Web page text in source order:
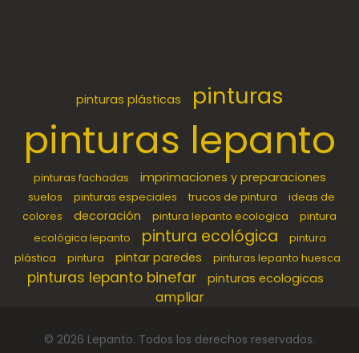
pinturas plásticas pinturas
pinturas lepanto
pinturas fachadas imprimaciones y preparaciones
suelos pinturas especiales trucos de pintura
ideas de
colores
decoración pintura lepanto ecologica
pintura
ecológica lepanto
pintura ecológica
pintura
plástica
pintura pintar paredes pinturas lepanto huesca
pinturas lepanto binefar pinturas ecologicas
ampliar
© 2026 Lepanto. Todos los derechos reservados.